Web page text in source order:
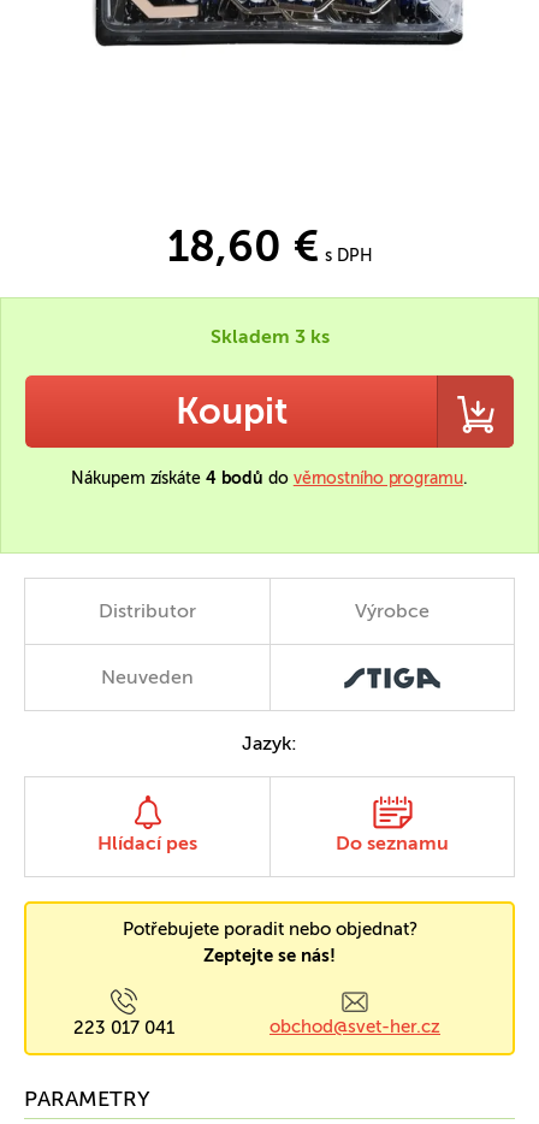
18,60 € s DPH
Skladem 3 ks
Koupit
Nákupem získáte 4 bodů do věrnostního programu.
Distributor Výrobce
Neuveden
Jazyk:
Hlídací pes Do seznamu
Potřebujete poradit nebo objednat?
Zeptejte se nás!
223 017 041 obchod@svet-her.cz
PARAMETRY